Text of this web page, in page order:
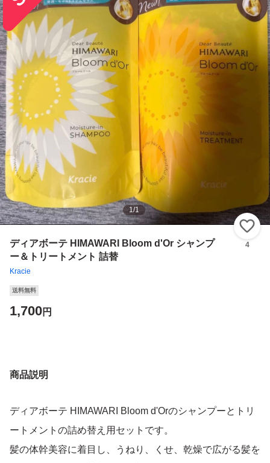
1/1
ディアボーテ HIMAWARI Bloom d'Or シャンプ
ー＆トリートメント 詰替
Kracie
4
送料無料
1,700円
商品説明
ディアボーテ HIMAWARI Bloom d'Orのシャンプーとトリ
ートメントの詰め替え用セットです。
髪の体幹美容に着目し、うねり、くせ、乾燥で広がる髪を